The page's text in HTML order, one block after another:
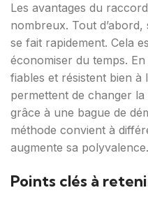
Les avantages du
nombreux. Tout
se fait rapidement. Cela
économiser du temps.
fiables et résistent bien à
permettent de changer
grâce à une bague de
méthode convient à
augmente sa polyvalence.
Points clés à